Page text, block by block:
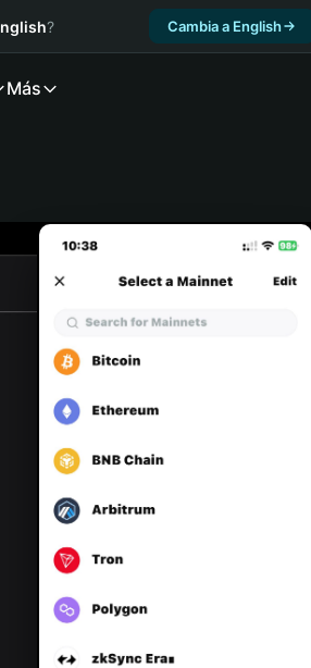
? Cambia a English
Más